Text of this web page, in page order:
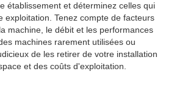
établissement et déterminez celles qui
exploitation. Tenez compte de facteurs
machine, le débit et les performances
machines rarement utilisées ou
de les retirer de votre installation
et des coûts d'exploitation.